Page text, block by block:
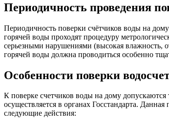
Периодичность проведения
Периодичность поверки счётчиков воды на
горячей воды проходят процедуру
серьезными нарушениями (высокая влажность,
горячей воды должна проводиться особенно
Особенности поверки
К поверке счетчиков воды на дому
осуществляется в органах Госстандарта.
следующие действия: